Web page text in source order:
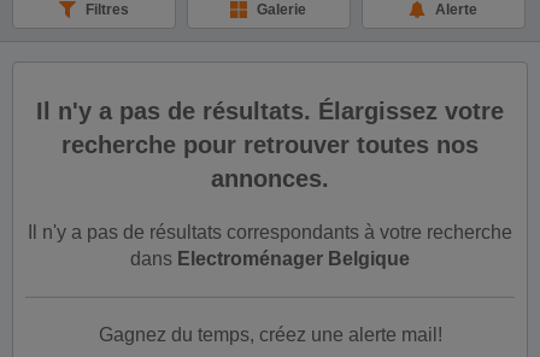
Filtres Galerie Alerte
Il n'y a pas de résultats. Élargissez votre
recherche pour retrouver toutes nos
annonces.
Il n'y a pas de résultats correspondants à votre recherche
dans Electroménager Belgique
Gagnez du temps, créez une alerte mail!